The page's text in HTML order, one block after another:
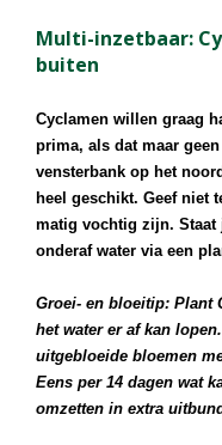
Multi-inzetbaar:
buiten
Cyclamen willen graag
prima, als dat maar
vensterbank op het
heel geschikt. Geef niet
matig vochtig zijn. Staat
onderaf water via een
Groei- en bloeitip: Plant
het water er af kan
uitgebloeide bloemen
Eens per 14 dagen wat
omzetten in extra